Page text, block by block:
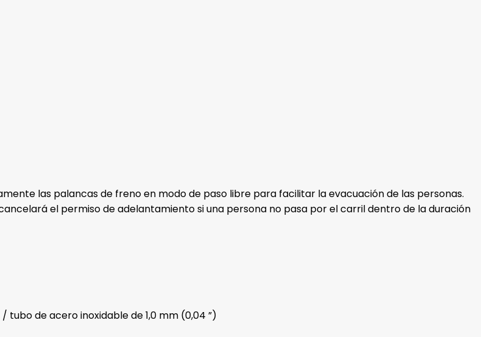
las palancas de freno en modo de paso libre para facilitar la evacuación de las personas.
el permiso de adelantamiento si una persona no pasa por el carril dentro de la duración
tubo de acero inoxidable de 1,0 mm (0,04 ”)